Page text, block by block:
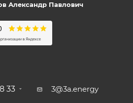
Александр Павлович
33 3@3a.energy